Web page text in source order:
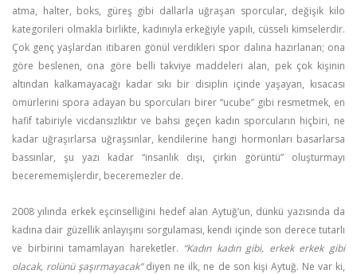
atma, halter, boks, güreş gibi dallarla uğraşan sporcular, değişik kilo
kategorileri olmakla birlikte, kadınıyla erkeğiyle yapılı, cüsseli kimselerdir.
Çok genç yaşlardan itibaren gönül verdikleri spor dalına hazırlanan; ona
göre beslenen, ona göre belli takviye maddeleri alan, pek çok kişinin
altından kalkamayacağı kadar sıkı bir disiplin içinde yaşayan, kısacası
ömürlerini spora adayan bu sporcuları birer “ucube” gibi resmetmek, en
hafif tabiriyle vicdansızlıktır ve bahsi geçen kadın sporcuların hiçbiri, ne
kadar uğraşırlarsa uğraşsınlar, kendilerine hangi hormonları basarlarsa
bassınlar, şu yazı kadar “insanlık dışı, çirkin görüntü” oluşturmayı
becerememişlerdir, beceremezler de.
2008 yılında erkek eşcinselliğini hedef alan Aytuğ’un, dünkü yazısında da
kadına dair güzellik anlayışını sorgulaması, kendi içinde son derece tutarlı
ve birbirini tamamlayan hareketler. “Kadın kadın gibi, erkek erkek gibi
olacak, rolünü şaşırmayacak”diyen ne ilk, ne de son kişi Aytuğ. Ne var ki,